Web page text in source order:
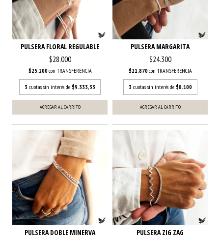
PULSERA FLORAL REGULABLE
$28.000
$25.200con TRANSFERENCIA
3 cuotas sin interés de $9.333,33
PULSERA MARGARITA
$24.300
$21.870con TRANSFERENCIA
3 cuotas sin interés de $8.100
PULSERA DOBLE MINERVA PULSERA ZIG ZAG